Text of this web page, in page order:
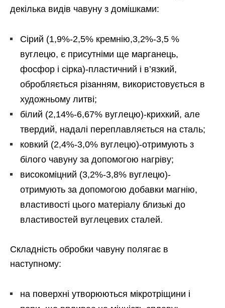
декілька видів чавуну з домішками:
Сірий (1,9%-2,5% кремнію,3,2%-3,5 %
вуглецю, є присутніми ще марганець,
фосфор і сірка)-пластичний і в’язкий,
обробляється різанням, використовується в
художньому литві;
білий (2,14%-6,67% вуглецю)-крихкий, але
твердий, надалі переплавляється на сталь;
ковкий (2,4%-3,0% вуглецю)-отримують з
білого чавуну за допомогою нагріву;
високоміцний (3,2%-3,8% вуглецю)-
отримують за допомогою добавки магнію,
властивості цього матеріалу близькі до
властивостей вуглецевих сталей.
Складність обробки чавуну полягає в
наступному:
на поверхні утворюються мікротріщини і